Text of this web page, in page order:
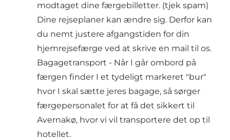
modtaget dine færgebilletter. (tjek spam)
Dine rejseplaner kan ændre sig. Derfor kan
du nemt justere afgangstiden for din
hjemrejsefærge ved at skrive en mail til os.
Bagagetransport - Når I går ombord på
færgen finder I et tydeligt markeret "bur"
hvor I skal sætte jeres bagage, så sørger
færgepersonalet for at få det sikkert til
Avernakø, hvor vi vil transportere det op til
hotellet.